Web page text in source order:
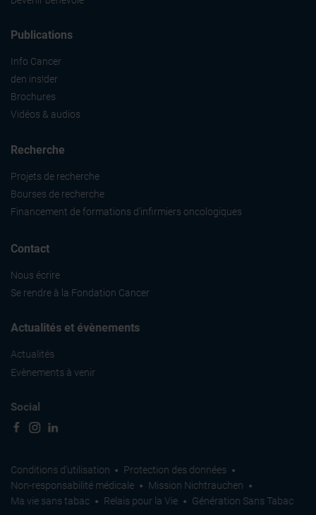
Publications
Info Cancer
den ins!der
Brochures
Vidéos & audios
Recherche
Projets de recherche
Bourses de recherche
Financement de formations d'infirmiers oncologiques
Contact
Nous écrire
Se rendre à la Fondation Cancer
Actualités et évènements
Actualités
Evènements à venir
Social
Conditions d'utilisation
Protection des données
Non-responsabilité médicale
Mission Nichtrauchen
Ma vie sans tabac
Relais pour la Vie Génération Sans Tabac